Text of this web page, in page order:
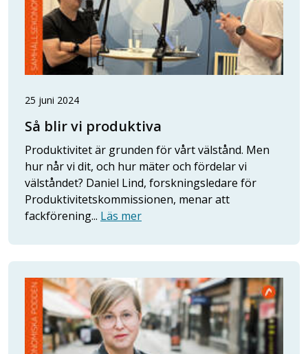
25 juni 2024
Så blir vi produktiva
Produktivitet är grunden för vårt välstånd. Men
hur når vi dit, och hur mäter och fördelar vi
välståndet? Daniel Lind, forskningsledare för
Produktivitetskommissionen, menar att
fackförening... Läs mer